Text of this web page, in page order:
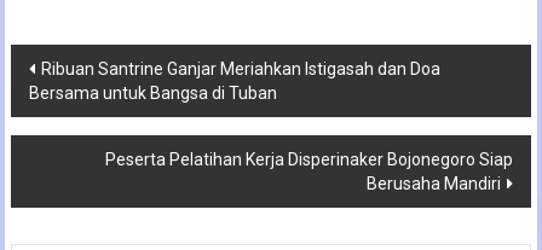
Navigasi
pos
Ribuan Santrine Ganjar Meriahkan Istigasah dan Doa
Bersama untuk Bangsa di Tuban
Peserta Pelatihan Kerja Disperinaker Bojonegoro Siap
Berusaha Mandiri